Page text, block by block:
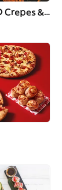
DESSYRELLA GELATO Crepes & Cafe